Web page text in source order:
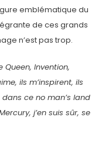
emblématique du
de ces grands
n’est pas trop.
Invention,
ils m’inspirent, ils
ce no man’s land
j’en suis sûr, se